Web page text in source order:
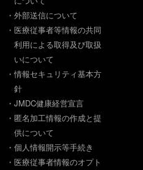
・外部送信について
・医療従事者等情報の共同
利用による取得及び取扱
いについて
・情報セキュリティ基本方
針
・JMDC健康経営宣言
・匿名加工情報の作成と提
供について
・個人情報開示等手続き
・医療従事者情報のオプト